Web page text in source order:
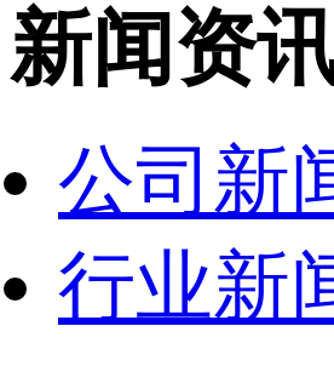
新闻资
公司新
行业新